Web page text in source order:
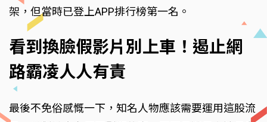
架，但當時已登上APP排行榜第一名。
看到換臉假影片別上車！遏止網
路霸凌人人有責
最後不免俗感慨一下，知名人物應該需要運用這股流